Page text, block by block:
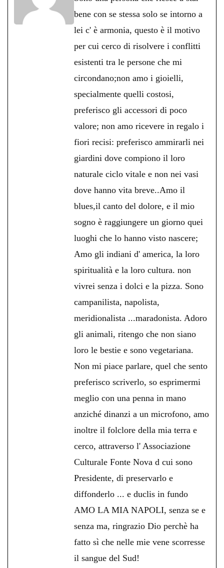
bene con se stessa solo se intorno a
lei c' è armonia, questo è il motivo
per cui cerco di risolvere i conflitti
esistenti tra le persone che mi
circondano;non amo i gioielli,
specialmente quelli costosi,
preferisco gli accessori di poco
valore; non amo ricevere in regalo i
fiori recisi: preferisco ammirarli nei
giardini dove compiono il loro
naturale ciclo vitale e non nei vasi
dove hanno vita breve..Amo il
blues,il canto del dolore, e il mio
sogno è raggiungere un giorno quei
luoghi che lo hanno visto nascere;
Amo gli indiani d' america, la loro
spiritualità e la loro cultura. non
vivrei senza i dolci e la pizza. Sono
campanilista, napolista,
meridionalista ...maradonista. Adoro
gli animali, ritengo che non siano
loro le bestie e sono vegetariana.
Non mi piace parlare, quel che sento
preferisco scriverlo, so esprimermi
meglio con una penna in mano
anziché dinanzi a un microfono, amo
inoltre il folclore della mia terra e
cerco, attraverso l' Associazione
Culturale Fonte Nova d cui sono
Presidente, di preservarlo e
diffonderlo ... e duclis in fundo
AMO LA MIA NAPOLI, senza se e
senza ma, ringrazio Dio perchè ha
fatto sì che nelle mie vene scorresse
il sangue del Sud!